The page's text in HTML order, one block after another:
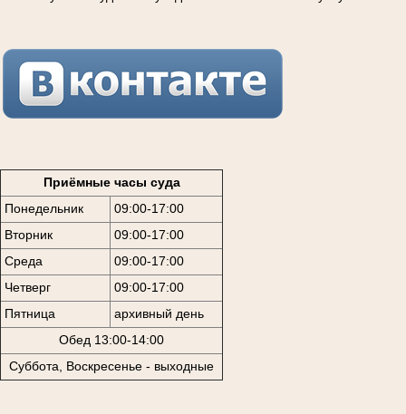
Приёмные часы суда
Понедельник
09:00-17:00
Вторник
09:00-17:00
Среда
09:00-17:00
Четверг
09:00-17:00
Пятница
архивный день
Обед 13:00-14:00
Суббота, Воскресенье - выходные